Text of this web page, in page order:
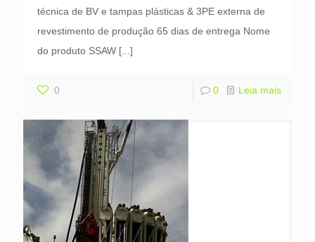
técnica de BV e tampas plásticas & 3PE externa de
revestimento de produção 65 dias de entrega Nome
do produto SSAW [...]
0 0 Leia mais